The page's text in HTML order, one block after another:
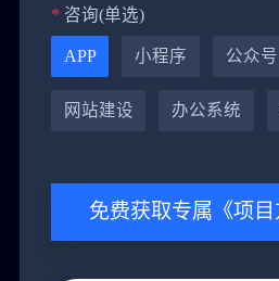
* 咨询(单选)
APP 小程序 公众号
网站建设 办公系统
免费获取专属《项
黄**